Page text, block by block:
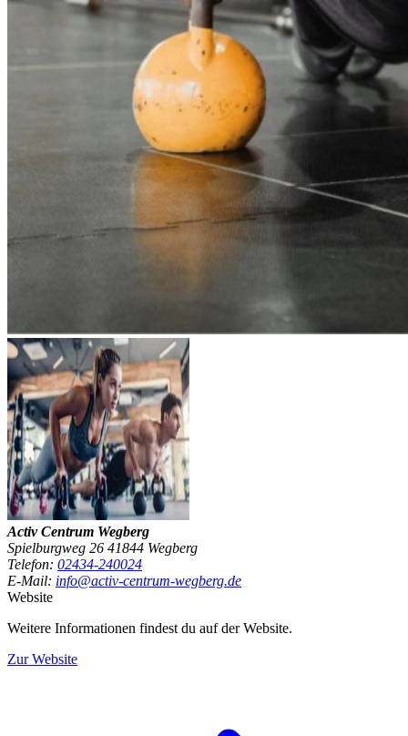
Activ Centrum Wegberg
Spielburgweg 26 41844 Wegberg
Telefon: 02434-240024
E-Mail: info@activ-centrum-wegberg.de
Website
Weitere Informationen findest du auf der Website.
Zur Website